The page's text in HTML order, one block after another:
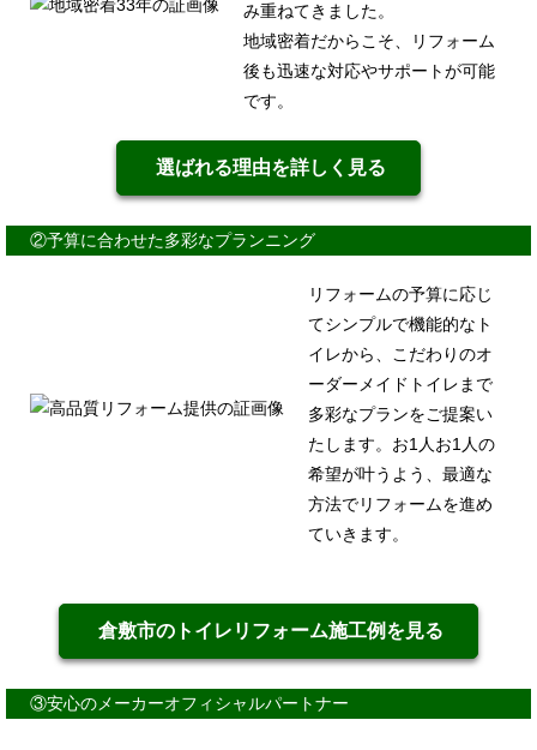
み重ねてきました。
地域密着だからこそ、リフォーム
後も迅速な対応やサポートが可能
です。
選ばれる理由を詳しく見る
②予算に合わせた多彩なプランニング
リフォームの予算に応じ
てシンプルで機能的なト
イレから、こだわりのオ
ーダーメイドトイレまで
多彩なプランをご提案い
たします。お1人お1人の
希望が叶うよう、最適な
方法でリフォームを進め
ていきます。
倉敷市のトイレリフォーム施工例を見る
③安心のメーカーオフィシャルパートナー